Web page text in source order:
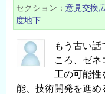
セクション
意見交換
度地下
もう古い
ころ、ゼネ
工の可能性
能、技術開発を進め